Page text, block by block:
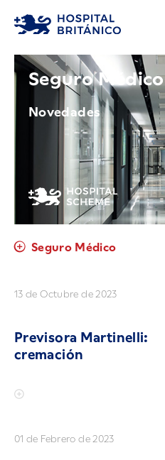
Seguro Médico
Novedades
Seguro Médico
13 de Octubre de 2023
Previsora Martinelli:
cremación
01 de Febrero de 2023